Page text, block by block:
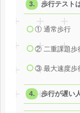
歩行テスト
① 通常歩行
② 二重課題歩
③ 最大速度歩
歩行が遅い